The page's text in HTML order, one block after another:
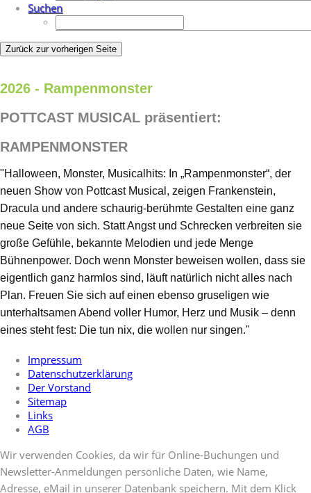
Suchen
Zurück zur vorherigen Seite
2026 - Rampenmonster
POTTCAST MUSICAL präsentiert:
RAMPENMONSTER
"Halloween, Monster, Musicalhits: In „Rampenmonster“, der
neuen Show von Pottcast Musical, zeigen Frankenstein,
Dracula und andere schaurig-berühmte Gestalten eine ganz
neue Seite von sich. Statt Angst und Schrecken verbreiten sie
große Gefühle, bekannte Melodien und jede Menge
Bühnenpower. Doch wenn Monster beweisen wollen, dass sie
eigentlich ganz harmlos sind, läuft natürlich nicht alles nach
Plan. Freuen Sie sich auf einen ebenso gruseligen wie
unterhaltsamen Abend voller Humor, Herz und Musik – denn
eines steht fest: Die tun nix, die wollen nur singen."
Impressum
Datenschutzerklärung
Der Vorstand
Sitemap
Links
AGB
Wir verwenden Cookies, da wir für Online-Buchungen und
Newsletter-Anmeldungen persönliche Daten, wie Name,
Adresse, eMail in unserer Datenbank speichern. Mit dem Klick